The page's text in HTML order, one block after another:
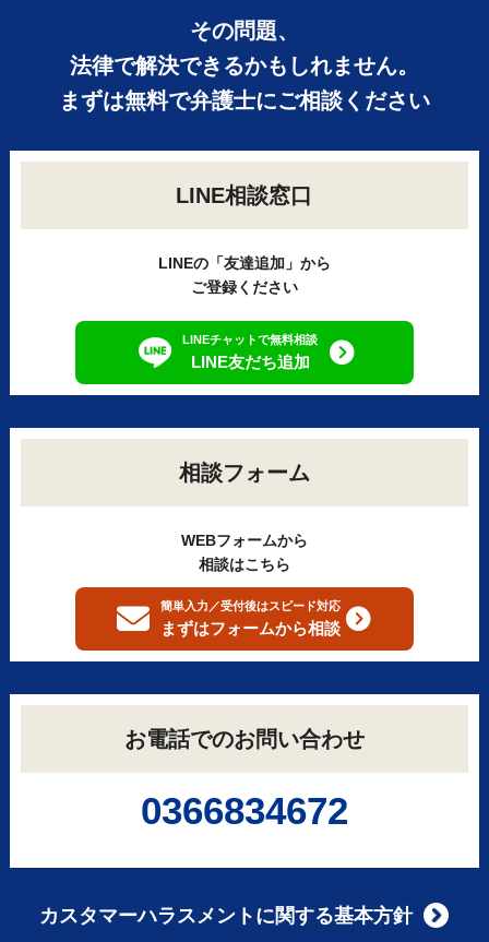
その問題、
法律で解決できるかもしれません。
まずは無料で弁護士にご相談ください
LINE相談窓口
LINEの「友達追加」から
ご登録ください
LINEチャットで無料相談
LINE友だち追加
相談フォーム
WEBフォームから
相談はこちら
簡単入力／受付後はスピード対応
まずはフォームから相談
お電話でのお問い合わせ
0366834672
カスタマーハラスメントに関する基本方針